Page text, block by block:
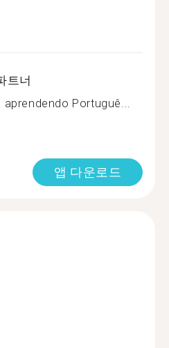
트너
Portuguê...
앱 다운로드